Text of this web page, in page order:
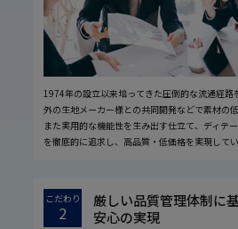
1974年の設立以来培ってきた圧倒的な流通経路
外の生地メーカー様との共同開発などで素材の
また実用的な機能性を生み出す仕立て、ディテ
を徹底的に追求し、高品質・低価格を実現して
こだわり
2
厳しい品質管理体制に
安心の実現